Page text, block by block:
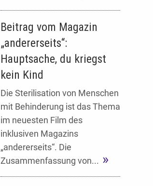
Beitrag vom Magazin
„andererseits“:
Hauptsache, du kriegst
kein Kind
Die Sterilisation von Menschen
mit Behinderung ist das Thema
im neuesten Film des
inklusiven Magazins
„andererseits“. Die
Zusammenfassung von...